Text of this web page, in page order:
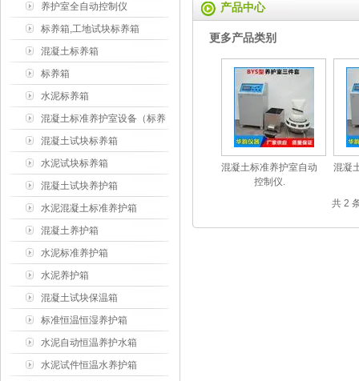
养护室全自动控制仪
标养箱,工地试块标养箱
混凝土标养箱
标养箱
水泥标养箱
混凝土标准养护室设备（标养
室）
混凝土试块标养箱
水泥试块标养箱
混凝土试块养护箱
水泥混凝土标准养护箱
混凝土养护箱
水泥标准养护箱
水泥养护箱
混凝土试块保温箱
标准恒温恒湿养护箱
水泥自动恒温养护水箱
水泥试件恒温水养护箱
产品中心
更多产品类别
混凝土标准养护室自动
控制仪.
混凝
共 2